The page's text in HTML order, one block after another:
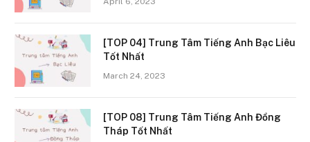
[TOP 04] Trung Tâm Tiếng Anh Bạc Liêu
Tốt Nhất
March 24, 2023
[TOP 08] Trung Tâm Tiếng Anh Đồng
Tháp Tốt Nhất